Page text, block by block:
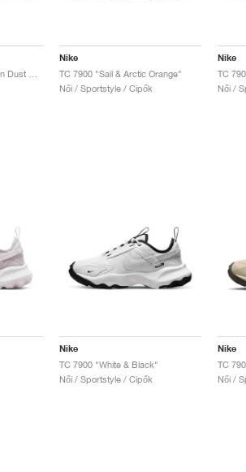
Nike
TC 7900 "Sail & Arctic Orange"
Női / Sportstyle / Cipők
Nike
TC
Női /
Nike
TC 7900 "White & Black"
Női / Sportstyle / Cipők
Nike
TC
Női /